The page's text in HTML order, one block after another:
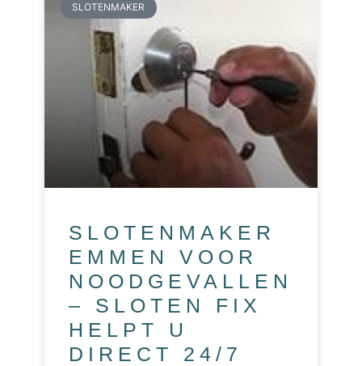
SLOTENMAKER
SLOTENMAKER
EMMEN VOOR
NOODGEVALLEN
– SLOTEN FIX
HELPT U
DIRECT 24/7